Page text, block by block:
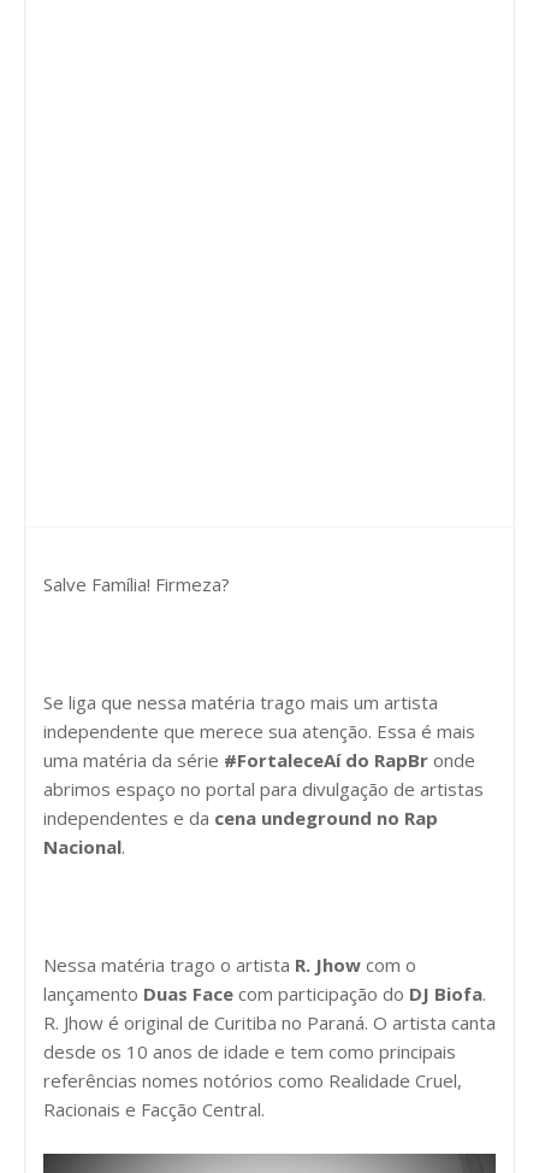
Salve Família! Firmeza?
Se liga que nessa matéria trago mais um artista
independente que merece sua atenção. Essa é mais
uma matéria da série #FortaleceAí do RapBr onde
abrimos espaço no portal para divulgação de artistas
independentes e da cena undeground no Rap
Nacional.
Nessa matéria trago o artista R. Jhow com o
lançamento Duas Face com participação do DJ Biofa.
R. Jhow é original de Curitiba no Paraná. O artista canta
desde os 10 anos de idade e tem como principais
referências nomes notórios como Realidade Cruel,
Racionais e Facção Central.